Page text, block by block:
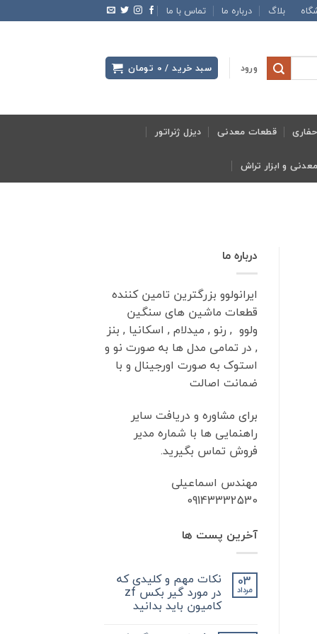
بلاگ درباره ما تماس با ما
ورود سبد خرید / 0 تومان
قطعات معدنی دیزل ژنراتور
درباره ما
ایرانولوو بزرگترین تامین کننده
قطعات ماشین های سنگین
ولوو , رنو , میدلام , اسکانیا , بنز
, در تمامی مدل ها به صورت نو و
استوک به صورت اورجینال و با
ضمانت اصالت
برای مشاوره و دریافت سایر
راهنمایی ها با شماره مدیر
فروش تماس بگیرید.
مهندس اسماعیلی
09143332530
آخرین پست ها
03
مرداد
نکات مهم و کلیدی که
در مورد گیر بکس zf
کامیون باید بدانید
دیدگاهی